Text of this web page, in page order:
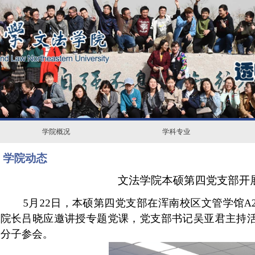
学院概况 学科专业
专
业
力
量
学院动态
文法学院本硕第四党支部开
5月 22 日，本硕第四党支部在浑南校区文管学馆
院长吕晓应邀讲授专题党课，党支部书记吴亚君主持
分子参会。